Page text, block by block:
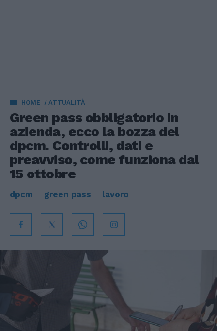
HOME ATTUALITÀ
Green pass obbligatorio in
azienda, ecco la bozza del
dpcm. Controlli, dati e
preavviso, come funziona dal
15 ottobre
dpcm green pass lavoro